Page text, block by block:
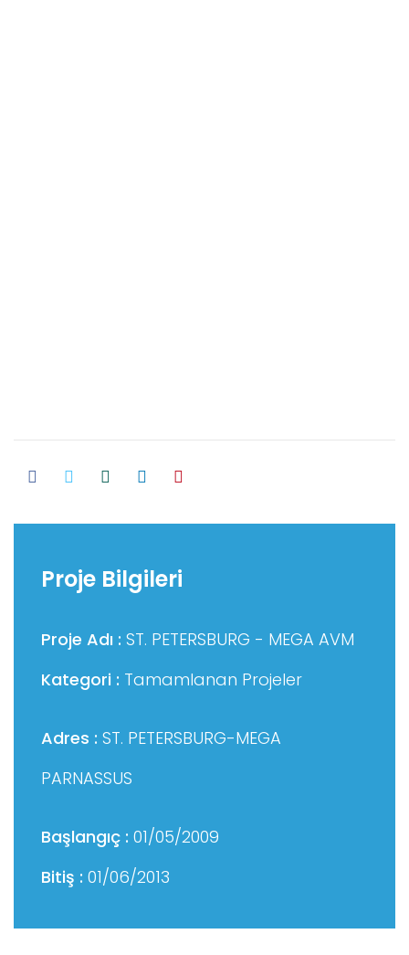
Proje Bilgileri
Proje Adı : ST. PETERSBURG - MEGA AVM
Kategori : Tamamlanan Projeler
Adres : ST. PETERSBURG-MEGA
PARNASSUS
Başlangıç : 01/05/2009
Bitiş : 01/06/2013